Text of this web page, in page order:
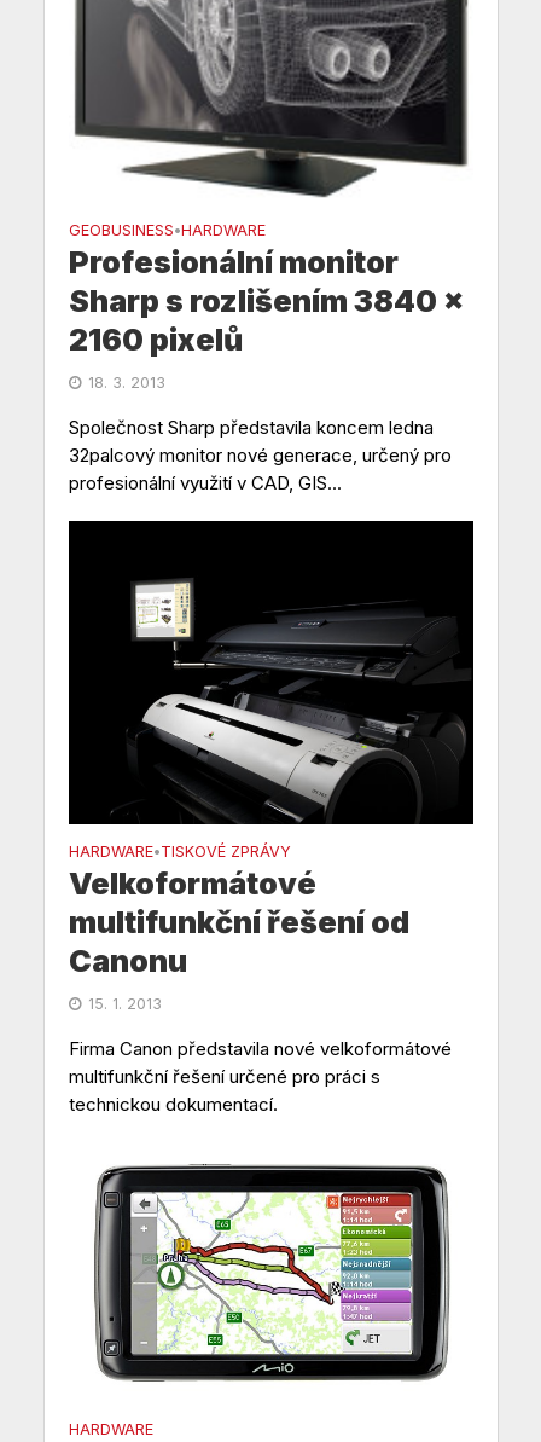
GEOBUSINESS•HARDWARE
Profesionální monitor
Sharp s rozlišením 3840 x
2160 pixelů
18. 3. 2013
Společnost Sharp představila koncem ledna
32palcový monitor nové generace, určený pro
profesionální využití v CAD, GIS...
HARDWARE•TISKOVÉ ZPRÁVY
Velkoformátové
multifunkční řešení od
Canonu
15. 1. 2013
Firma Canon představila nové velkoformátové
multifunkční řešení určené pro práci s
technickou dokumentací.
HARDWARE